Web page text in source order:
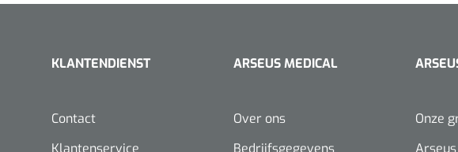
KLANTENDIENST
Contact
Klantenservice
ARSEUS MEDICAL
Over ons
Bedrijfsgegevens
Onze